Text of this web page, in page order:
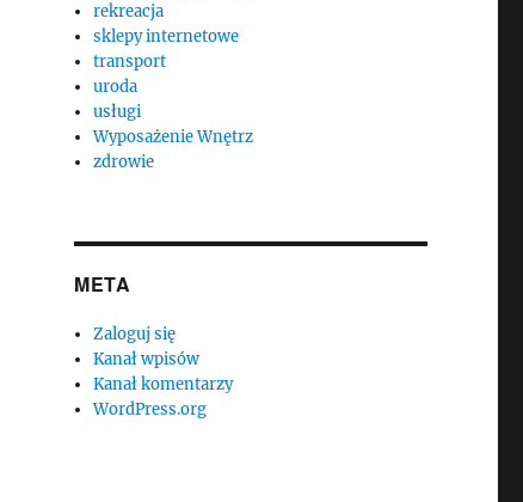
rekreacja
sklepy internetowe
transport
uroda
usługi
Wyposażenie Wnętrz
zdrowie
META
Zaloguj się
Kanał wpisów
Kanał komentarzy
WordPress.org